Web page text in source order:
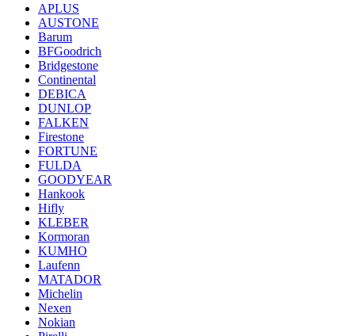
APLUS
AUSTONE
Barum
BFGoodrich
Bridgestone
Continental
DEBICA
DUNLOP
FALKEN
Firestone
FORTUNE
FULDA
GOODYEAR
Hankook
Hifly
KLEBER
Kormoran
KUMHO
Laufenn
MATADOR
Michelin
Nexen
Nokian